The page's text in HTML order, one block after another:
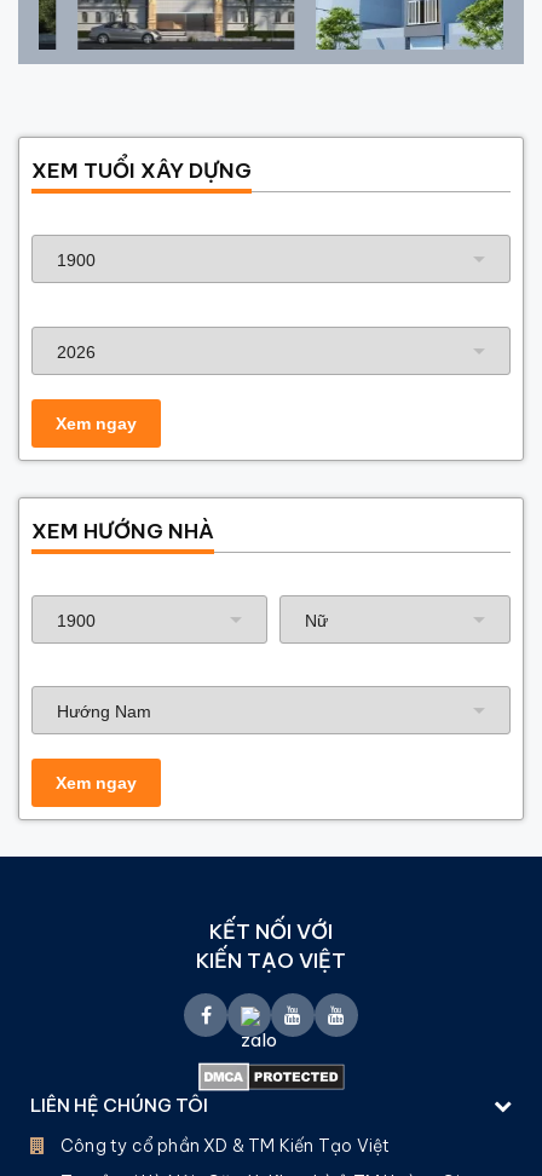
XEM TUỔI XÂY DỰNG
XEM HƯỚNG NHÀ
KẾT NỐI VỚI
KIẾN TẠO VIỆT
LIÊN HỆ CHÚNG TÔI
Công ty cổ phần XD & TM Kiến Tạo Việt